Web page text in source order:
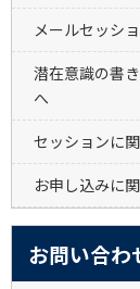
メールセッシ
潜在意識の書
へ
セッションに
お申し込みに
お問い合わ